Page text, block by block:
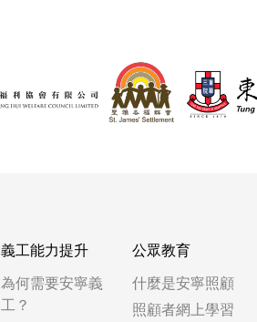
義工能力提升
為何需要安寧義
工？
公眾教育
什麼是安寧照顧
照顧者網上學習